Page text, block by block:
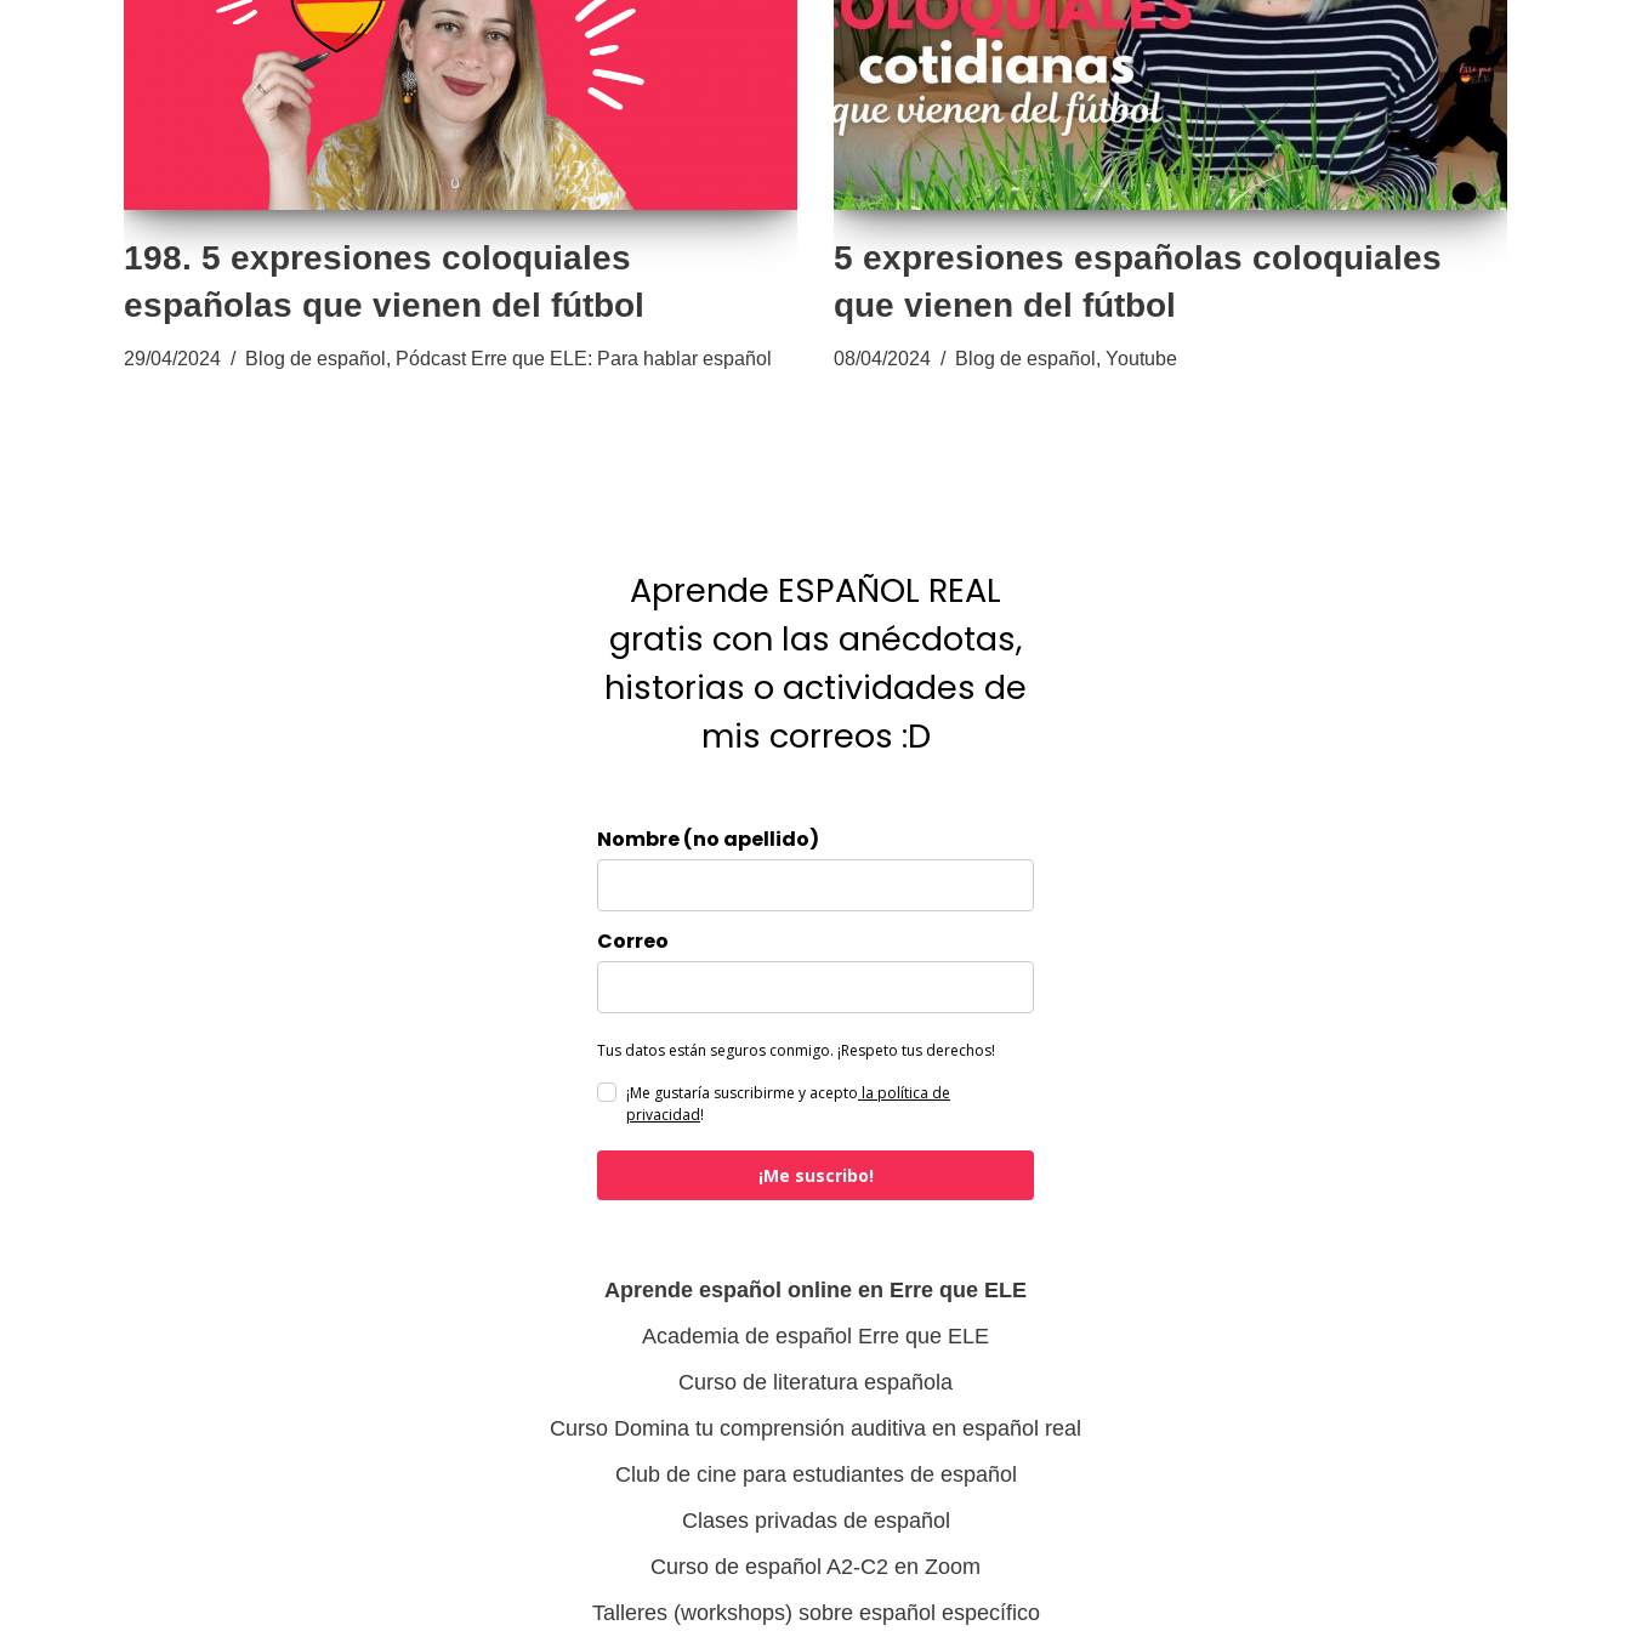
198. 5 expresiones coloquiales
españolas que vienen del fútbol
29/04/2024 Blog de español Pódcast Erre que ELE: Para hablar español
5 expresiones españolas coloquiales
que vienen del fútbol
08/04/2024 Blog de español Youtube
Aprende ESPAÑOL REAL
gratis con las anécdotas,
historias o actividades de
mis correos :D
Nombre (no apellido)
Correo
Tus datos están seguros conmigo. ¡Respeto tus derechos!
¡Me gustaría suscribirme y acepto la política de
privacidad!
¡Me suscribo!
Aprende español online en Erre que ELE
Academia de español Erre que ELE
Curso de literatura española
Curso Domina tu comprensión auditiva en español real
Club de cine para estudiantes de español
Clases privadas de español
Curso de español A2-C2 en Zoom
Talleres (workshops) sobre español específico